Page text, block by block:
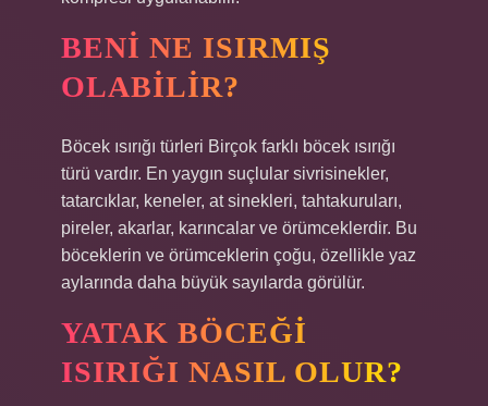
BENI NE ISIRMIŞ
OLABILIR?
Böcek ısırığı türleri Birçok farklı böcek ısırığı
türü vardır. En yaygın suçlular sivrisinekler,
tatarcıklar, keneler, at sinekleri, tahtakuruları,
pireler, akarlar, karıncalar ve örümceklerdir. Bu
böceklerin ve örümceklerin çoğu, özellikle yaz
aylarında daha büyük sayılarda görülür.
YATAK BÖCEĞI
ISIRIĞI NASIL OLUR?